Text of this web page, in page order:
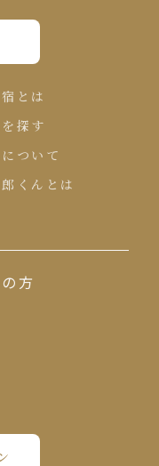
とは
探す
ついて
くんとは
方